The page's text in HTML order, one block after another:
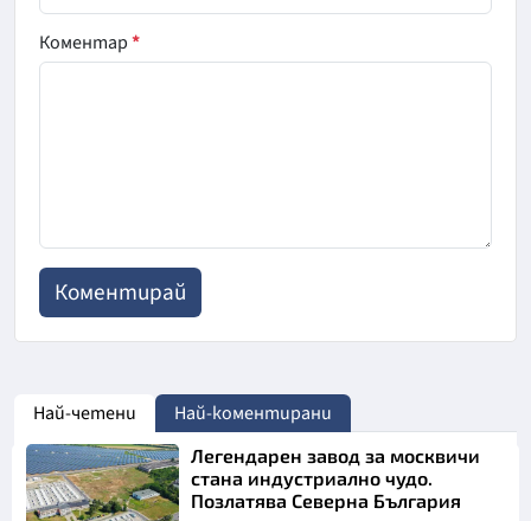
Коментар*
Най-четени Най-коментирани
Легендарен завод за москвичи
стана индустриално чудо.
Позлатява Северна България